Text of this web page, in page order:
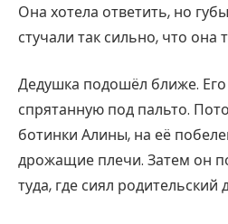
Она хотела ответить, но
стучали так сильно, что она
Дедушка подошёл ближе.
спрятанную под пальто.
ботинки Алины, на её
дрожащие плечи. Затем он
туда, где сиял родительский